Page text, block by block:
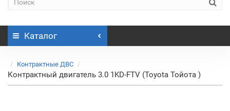
Каталог
Контрактные ДВС
Контрактный двигатель 3.0 1KD-FTV (Toyota Тойота )